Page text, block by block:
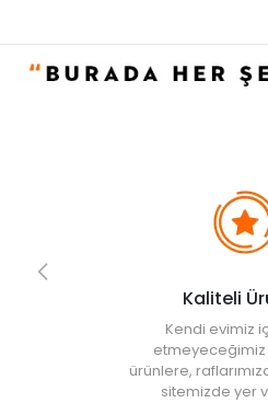
Bu fiyat perakende satışlar
Evidea tarafından incelenecek ve
Kaliteli
Kendi evimiz
ürünlere,
sitemizde yer